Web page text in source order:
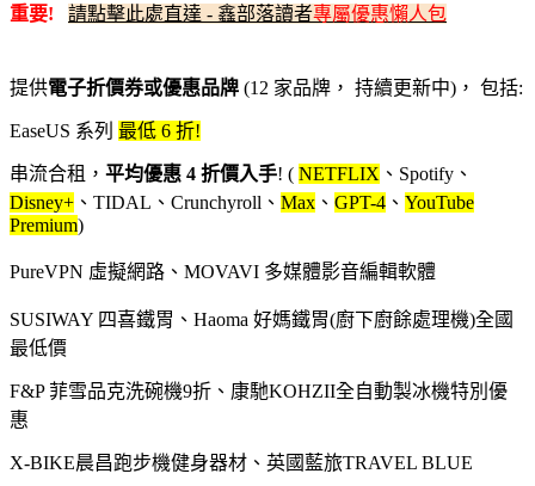
重要! 請點擊此處直達 - 鑫部落讀者專屬優惠懶人包
提供電子折價券或優惠品牌 (12 家品牌， 持續更新中)， 包括:
EaseUS 系列 最低 6 折!
串流合租， 平均優惠 4 折價入手! ( NETFLIX 、Spotify、
Disney+ 、TIDAL、Crunchyroll、 Max 、 GPT-4 、 YouTube
Premium)
PureVPN 虛擬網路、MOVAVI 多媒體影音編輯軟體
SUSIWAY 四喜鐵胃、Haoma 好媽鐵胃(廚下廚餘處理機)全國
最低價
F&P 菲雪品克洗碗機9折、康馳KOHZII全自動製冰機特別優
惠
X-BIKE晨昌跑步機健身器材、英國藍旅TRAVEL BLUE